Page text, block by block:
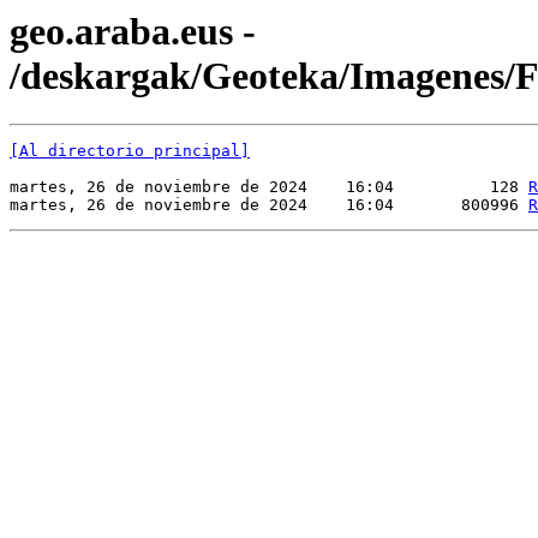
geo.araba.eus -
/deskargak/Geoteka/Imagenes/
[Al directorio principal]
martes, 26 de noviembre de 2024    16:04          128
martes, 26 de noviembre de 2024    16:04       800996